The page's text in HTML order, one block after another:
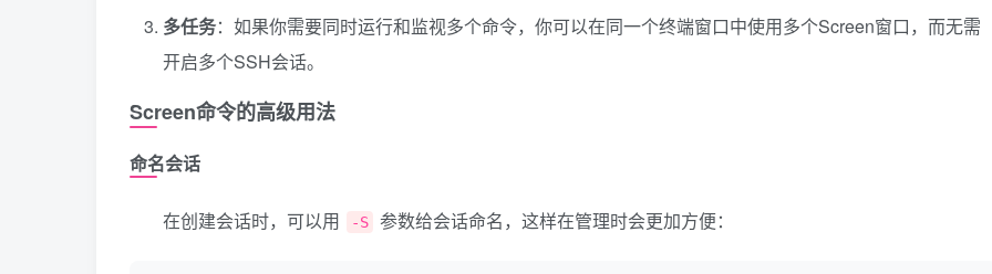
多任务：如果你需要同时运行和监视多个命令，你可以在同一个终端窗口中使用多个Screen窗口，而无需
开启多个SSH会话。
Screen命令的高级用法
命名会话
在创建会话时，可以用 -S 参数给会话命名，这样在管理时会更加方便：